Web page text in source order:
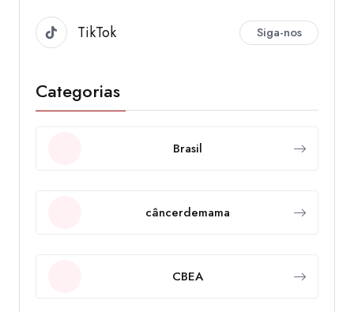
TikTok Siga-nos
Categorias
Brasil
câncerdemama
CBEA